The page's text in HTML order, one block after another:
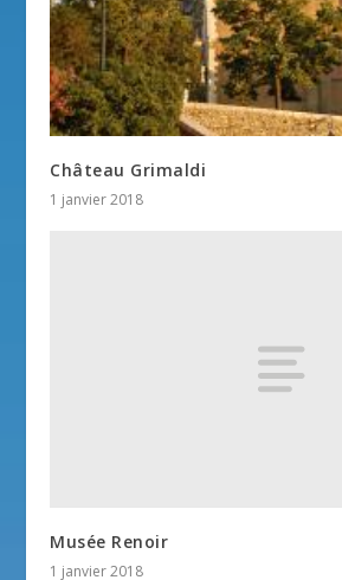
Château Grimaldi
1 janvier 2018
Musée Renoir
1 janvier 2018